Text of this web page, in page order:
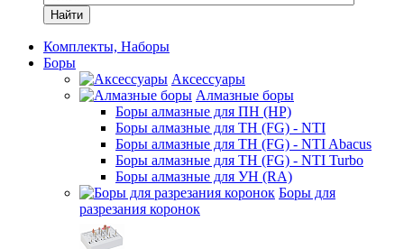
Найти
Комплекты, Наборы
Боры
Аксессуары
Алмазные боры
Боры алмазные для ПН (HP)
Боры алмазные для ТН (FG) - NTI
Боры алмазные для ТН (FG) - NTI Abacus
Боры алмазные для ТН (FG) - NTI Turbo
Боры алмазные для УН (RA)
Боры для
разрезания коронок